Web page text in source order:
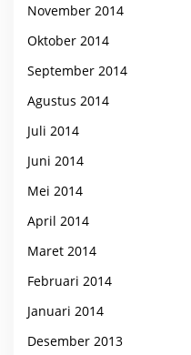
November 2014
Oktober 2014
September 2014
Agustus 2014
Juli 2014
Juni 2014
Mei 2014
April 2014
Maret 2014
Februari 2014
Januari 2014
Desember 2013